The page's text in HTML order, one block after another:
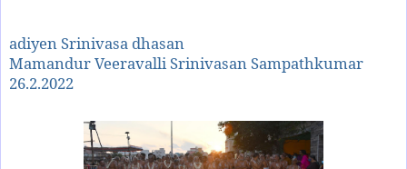
adiyen Srinivasa dhasan
Mamandur Veeravalli Srinivasan Sampathkumar
26.2.2022